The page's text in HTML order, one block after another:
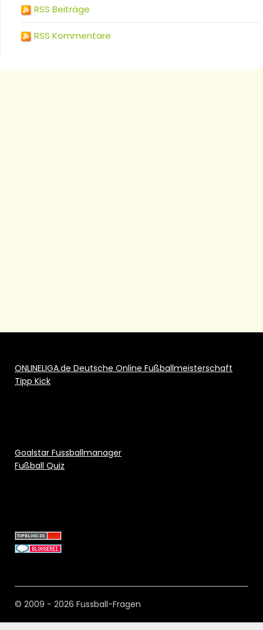
RSS Beiträge
RSS Kommentare
ONLINELIGA.de Deutsche Online Fußballmeisterschaft
Tipp Kick
Goalstar Fussballmanager
Fußball Quiz
© 2009 - 2026 Fussball-Fragen